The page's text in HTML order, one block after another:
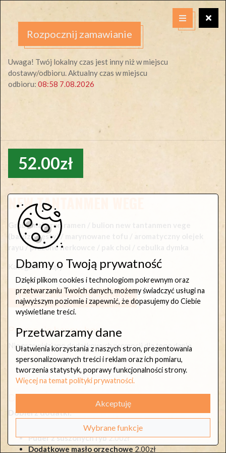
Rozpocznij zamawianie
Uwaga! Twój lokalny czas jest inny niż w miejscu
dostawy/odbioru. Aktualny czas w miejscu
odbioru: 08:58 7.08.2026
52.00zł
NEW TANTANMEN WEGE
Gruby makaron ramen / bulion new tantanmen vege
(bardzo gęsty) / marynowane tofu / aromatyczny olejek
rayu / prażone nerkowce / pak choi / cebulka dymka
Kategoria:Zupy
Aby zamówić przejdź do listy dań
Promocje happy-hour
Nie przewidziano dodatkowych promocji dla tego dania.
Dostępne dodatki do dania
Dobierz dodatki:
Puder z suszonych ryb2.00zł
Dodatkowe masło orzechowe 2.00zł
Dbamy o Twoją prywatność
Dzięki plikom cookies i technologiom pokrewnym oraz
przetwarzaniu Twoich danych, możemy świadczyć usługi na
najwyższym poziomie i zapewnić, że dopasujemy do Ciebie
wyświetlane treści.
Przetwarzamy dane
Ułatwienia korzystania z naszych stron, prezentowania
spersonalizowanych treści i reklam oraz ich pomiaru,
tworzenia statystyk, poprawy funkcjonalności strony.
Więcej na temat polityki prywatności.
Akceptuję
Wybrane funkcje